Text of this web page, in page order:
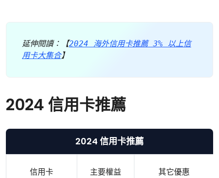
延伸閱讀：【2024 海外信用卡推薦 3% 以上信
用卡大集合】
2024 信用卡推薦
2024 信用卡推薦
信用卡 主要權益 其它優惠